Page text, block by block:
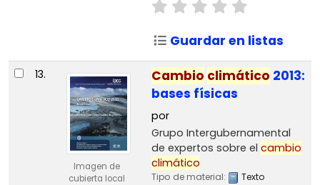
Guardar en listas
13.
Imagen de
cubierta local
Cambio climático 2013:
bases físicas
por
Grupo Intergubernamental
de expertos sobre el cambio
climático
Tipo de material:
Texto